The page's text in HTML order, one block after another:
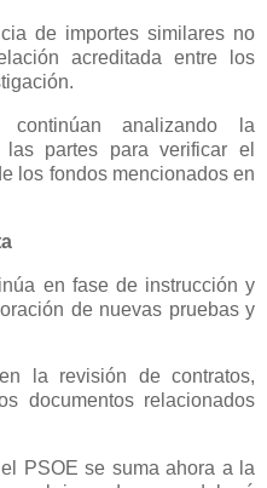
de importes similares no
acreditada entre los
continúan analizando la
las partes para verificar el
los fondos mencionados en
en fase de instrucción y
de nuevas pruebas y
la revisión de contratos,
documentos relacionados
PSOE se suma ahora a la